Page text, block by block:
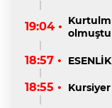
19:04 •
18:57 •
18:55 •